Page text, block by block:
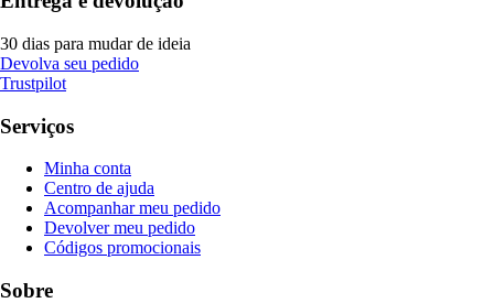
30 dias para mudar de ideia
Devolva seu pedido
Trustpilot
Serviços
Minha conta
Centro de ajuda
Acompanhar meu pedido
Devolver meu pedido
Códigos promocionais
Sobre